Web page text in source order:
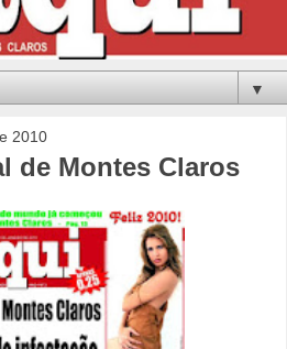
▼
2010
de Montes Claros